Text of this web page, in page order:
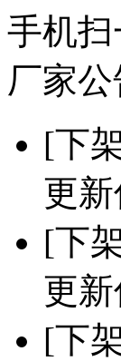
手机
厂家公
[下
更新
[下
更新
[下